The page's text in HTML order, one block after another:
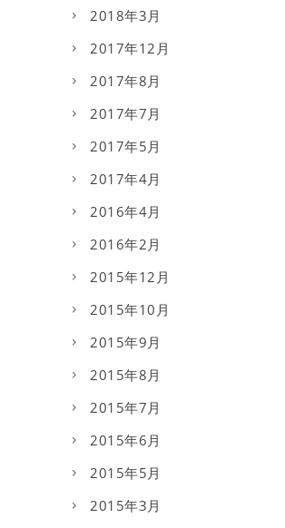
2018年3月
2017年12月
2017年8月
2017年7月
2017年5月
2017年4月
2016年4月
2016年2月
2015年12月
2015年10月
2015年9月
2015年8月
2015年7月
2015年6月
2015年5月
2015年3月